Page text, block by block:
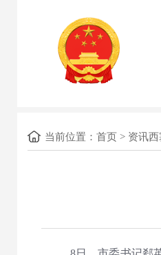
当前位置： 首页> 资讯西